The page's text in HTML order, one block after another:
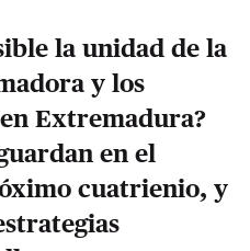
la unidad de la
y los
Extremadura?
en el
cuatrienio, y